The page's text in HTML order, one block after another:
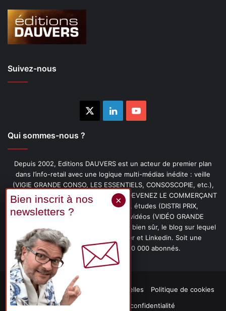
Suivez-nous
LinkedinYouTube
Qui sommes-nous ?
Depuis 2002, Editions DAUVERS est un acteur de premier plan
dans l’info-retail avec une logique multi-médias inédite : veille
(VIGIE GRANDE CONSO, LES ESSENTIELS, CONSOSCOPIE, etc.),
livres (PENSER-CLIENT, IMAGE-PRIX, DEVENEZ LE COMMERÇANT
PRÉFÉRÉ DE VOS CLIENTS, etc.), études (DISTRI PRIX,
PROMOFLASH, DRIVE INSIGHTS), vidéos (VIDÉO GRANDE
CONSO), podcasts (CAFÉ CONSO) et, bien sûr, le blog sur lequel
vous êtes, ainsi que les fils Twitter et Linkedin. Soit une
communauté de plus de 150 000 abonnés.
Mentions légales Données personnelles
Politique de cookies
Contact
Déclaration de confidentialité